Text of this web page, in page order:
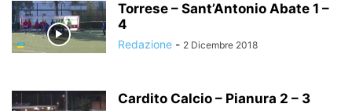
Torrese – Sant’Antonio Abate 1 –
4
Redazione - 2 Dicembre 2018
Cardito Calcio – Pianura 2 – 3